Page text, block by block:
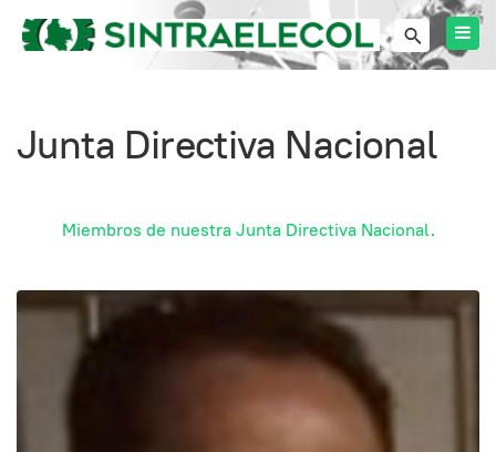
Junta Directiva Nacional
Miembros de nuestra Junta Directiva Nacional.